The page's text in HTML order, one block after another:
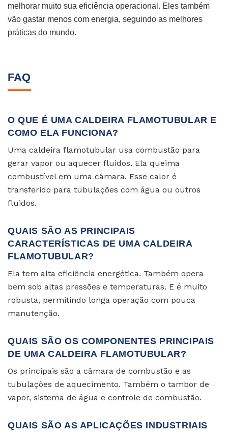
melhorar muito sua eficiência operacional. Eles também
vão gastar menos com energia, seguindo as melhores
práticas do mundo.
FAQ
O QUE É UMA CALDEIRA FLAMOTUBULAR E
COMO ELA FUNCIONA?
Uma caldeira flamotubular usa combustão para
gerar vapor ou aquecer fluidos. Ela queima
combustível em uma câmara. Esse calor é
transferido para tubulações com água ou outros
fluidos.
QUAIS SÃO AS PRINCIPAIS
CARACTERÍSTICAS DE UMA CALDEIRA
FLAMOTUBULAR?
Ela tem alta eficiência energética. Também opera
bem sob altas pressões e temperaturas. E é muito
robusta, permitindo longa operação com pouca
manutenção.
QUAIS SÃO OS COMPONENTES PRINCIPAIS
DE UMA CALDEIRA FLAMOTUBULAR?
Os principais são a câmara de combustão e as
tubulações de aquecimento. Também o tambor de
vapor, sistema de água e controle de combustão.
QUAIS SÃO AS APLICAÇÕES INDUSTRIAIS